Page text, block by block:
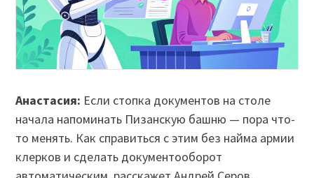
Анастасия: Если стопка документов на столе
начала напоминать Пизанскую башню — пора что-
то менять. Как справиться с этим без найма армии
клерков и сделать документооборот